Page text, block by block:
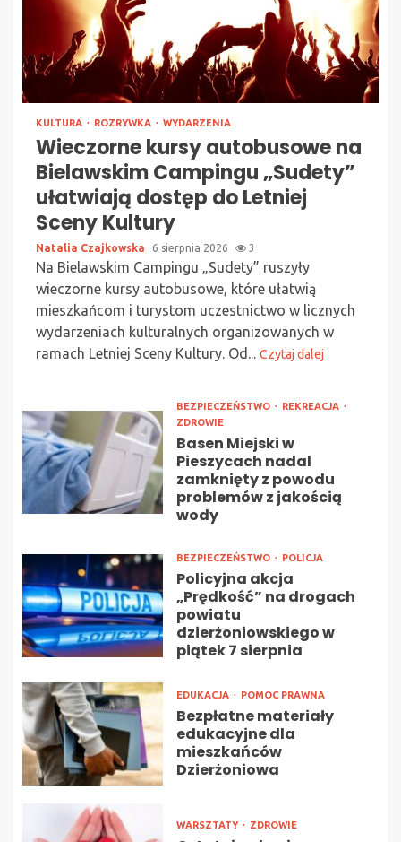
KULTURA ROZRYWKA WYDARZENIA
Wieczorne kursy autobusowe na
Bielawskim Campingu „Sudety”
ułatwiają dostęp do Letniej
Sceny Kultury
Natalia Czajkowska 6 sierpnia 2026 3
Na Bielawskim Campingu „Sudety” ruszyły
wieczorne kursy autobusowe, które ułatwią
mieszkańcom i turystom uczestnictwo w licznych
wydarzeniach kulturalnych organizowanych w
ramach Letniej Sceny Kultury. Od... Czytaj dalej
BEZPIECZEŃSTWO
REKREACJA
ZDROWIE
Basen Miejski w
Pieszycach nadal
zamknięty z powodu
problemów z jakością
wody
BEZPIECZEŃSTWO POLICJA
Policyjna akcja
„Prędkość” na drogach
powiatu
dzierżoniowskiego w
piątek 7 sierpnia
EDUKACJA POMOC PRAWNA
Bezpłatne materiały
edukacyjne dla
mieszkańców
Dzierżoniowa
WARSZTATY ZDROWIE